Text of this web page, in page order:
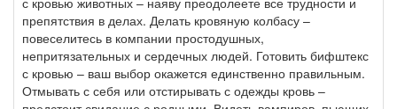
препятствия в делах. Делать кровяную колбасу –
повеселитесь в компании простодушных,
непритязательных и сердечных людей. Готовить бифштекс
с кровью – ваш выбор окажется единственно правильным.
Отмывать с себя или отстирывать с одежды кровь –